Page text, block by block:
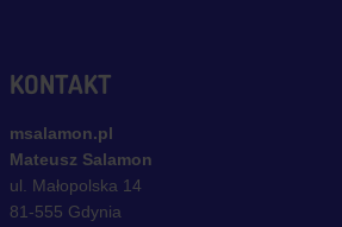
KONTAKT
msalamon.pl
Mateusz Salamon
ul. Małopolska 14
81-555 Gdynia